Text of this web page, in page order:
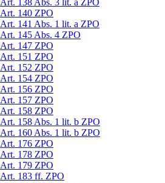
Art. 138 Abs. 3 lit. a ZPO
Art. 140 ZPO
Art. 141 Abs. 1 lit. a ZPO
Art. 145 Abs. 4 ZPO
Art. 147 ZPO
Art. 151 ZPO
Art. 152 ZPO
Art. 154 ZPO
Art. 156 ZPO
Art. 157 ZPO
Art. 158 ZPO
Art. 158 Abs. 1 lit. b ZPO
Art. 160 Abs. 1 lit. b ZPO
Art. 176 ZPO
Art. 178 ZPO
Art. 179 ZPO
Art. 183 ff. ZPO